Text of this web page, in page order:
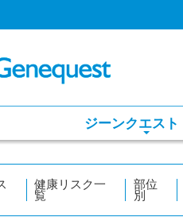
ジーンクエスト
健康リスク一
覧
部位
別